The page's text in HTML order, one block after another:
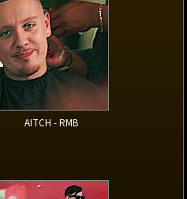
AITCH - RMB